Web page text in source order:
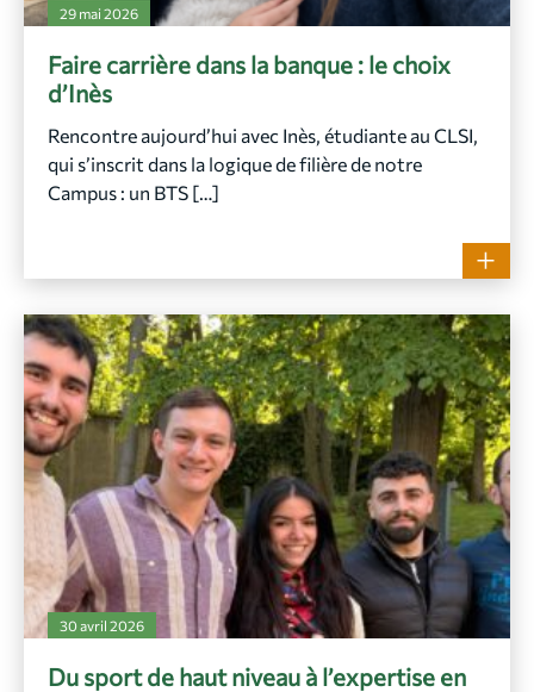
29 mai 2026
Faire carrière dans la banque : le choix
d’Inès
Rencontre aujourd’hui avec Inès, étudiante au CLSI,
qui s’inscrit dans la logique de filière de notre
Campus : un BTS […]
30 avril 2026
Du sport de haut niveau à l’expertise en